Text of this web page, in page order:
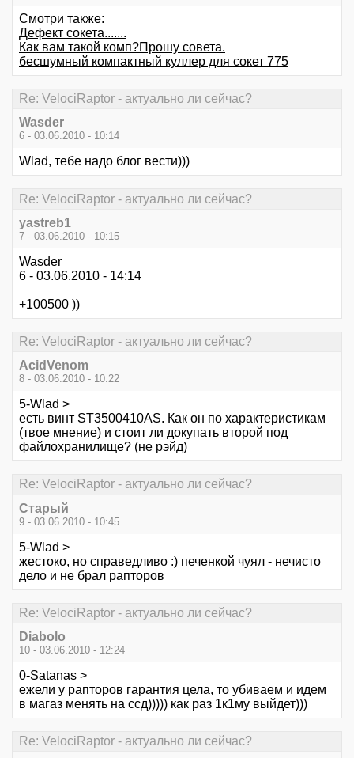
Смотри также:
Дефект сокета.......
Как вам такой комп?Прошу совета.
бесшумный компактный куллер для сокет 775
Re: VelociRaptor - актуально ли сейчас?
Wasder
6 - 03.06.2010 - 10:14
Wlad, тебе надо блог вести)))
Re: VelociRaptor - актуально ли сейчас?
yastreb1
7 - 03.06.2010 - 10:15
Wasder
6 - 03.06.2010 - 14:14
+100500 ))
Re: VelociRaptor - актуально ли сейчас?
AcidVenom
8 - 03.06.2010 - 10:22
5-Wlad >
есть винт ST3500410AS. Как он по характеристикам
(твое мнение) и стоит ли докупать второй под
файлохранилище? (не рэйд)
Re: VelociRaptor - актуально ли сейчас?
Старый
9 - 03.06.2010 - 10:45
5-Wlad >
жестоко, но справедливо :) печенкой чуял - нечисто
дело и не брал рапторов
Re: VelociRaptor - актуально ли сейчас?
Diabolo
10 - 03.06.2010 - 12:24
0-Satanas >
ежели у рапторов гарантия цела, то убиваем и идем
в магаз менять на ссд))))) как раз 1к1му выйдет)))
Re: VelociRaptor - актуально ли сейчас?